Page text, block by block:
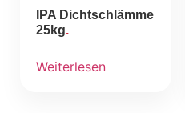
IPA Dichtschlämme
25kg
Weiterlesen